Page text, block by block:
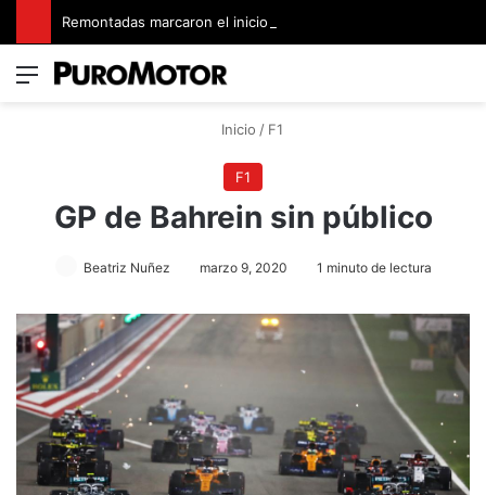
Menú
Inicio / F1
F1
GP de Bahrein sin público
Beatriz Nuñez marzo 9, 2020 1 minuto de lectura